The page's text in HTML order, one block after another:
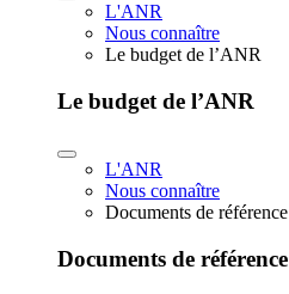
L'ANR
Nous connaître
Le budget de l’ANR
Le budget de l’ANR
L'ANR
Nous connaître
Documents de référence
Documents de référence